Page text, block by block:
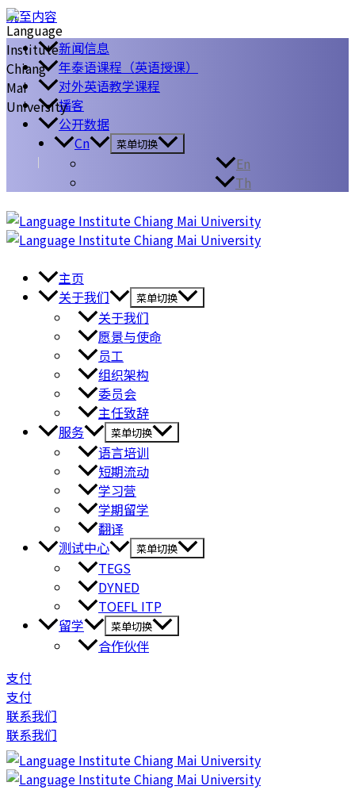
跳至内容
新闻信息
年泰语课程（英语授课）
对外英语教学课程
播客
公开数据
Cn
菜单切换
En
Th
主页
关于我们
菜单切换
关于我们
愿景与使命
员工
组织架构
委员会
主任致辞
服务
菜单切换
语言培训
短期流动
学习营
学期留学
翻译
测试中心
菜单切换
TEGS
DYNED
TOEFL ITP
留学
菜单切换
合作伙伴
支付
支付
联系我们
联系我们